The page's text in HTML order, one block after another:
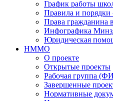
График работы
Правила и
Права гражданина
Инфографика
Юридическая
НММО
О проекте
Открытые проекты
Рабочая группа
Завершенные
Нормативные